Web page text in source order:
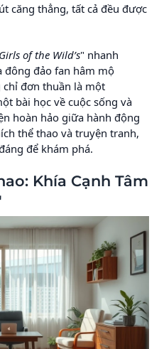
căng thẳng, tất cả đều được
Girls of the Wild’s" nhanh
đông đảo fan hâm mộ
chỉ đơn thuần là một
bài học về cuộc sống và
hoàn hảo giữa hành động
thể thao và truyện tranh,
để khám phá.
Khía Cạnh Tâm